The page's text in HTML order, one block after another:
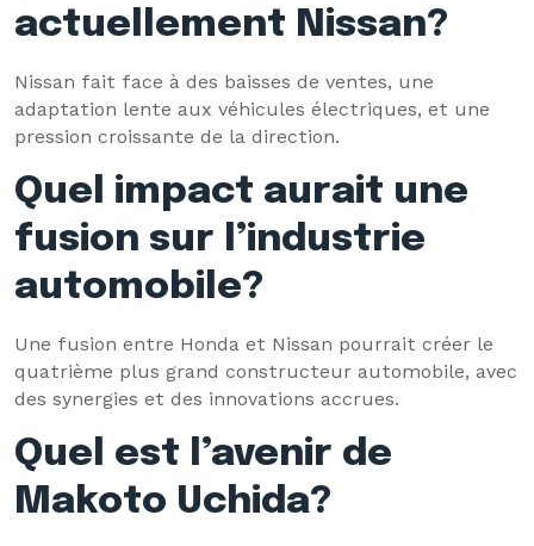
actuellement Nissan?
Nissan fait face à des baisses de ventes, une
adaptation lente aux véhicules électriques, et une
pression croissante de la direction.
Quel impact aurait une
fusion sur l’industrie
automobile?
Une fusion entre Honda et Nissan pourrait créer le
quatrième plus grand constructeur automobile, avec
des synergies et des innovations accrues.
Quel est l’avenir de
Makoto Uchida?